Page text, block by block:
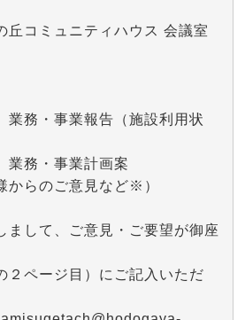
コミュニティハウス 会議室
業務・事業報告（施設利用状
業務・事業計画案
からのご意見など※）
して、ご意見・ご要望が御座
ページ目）にご記入いただ